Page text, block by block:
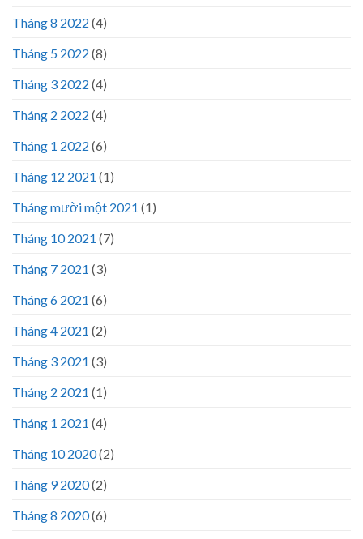
Tháng 8 2022 (4)
Tháng 5 2022 (8)
Tháng 3 2022 (4)
Tháng 2 2022 (4)
Tháng 1 2022 (6)
Tháng 12 2021 (1)
Tháng mười một 2021 (1)
Tháng 10 2021 (7)
Tháng 7 2021 (3)
Tháng 6 2021 (6)
Tháng 4 2021 (2)
Tháng 3 2021 (3)
Tháng 2 2021 (1)
Tháng 1 2021 (4)
Tháng 10 2020(2)
Tháng 9 2020(2)
Tháng 8 2020(6)